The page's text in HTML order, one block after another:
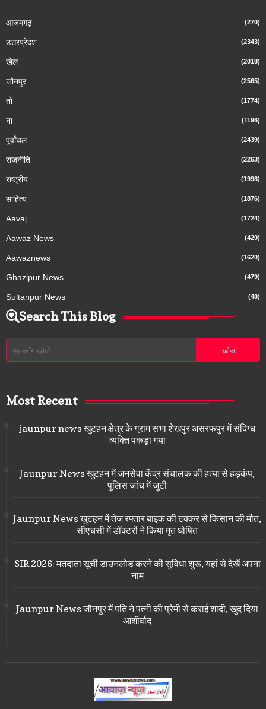
आजमगढ़ (270)
उत्तरप्रेदश (2343)
खेल (2018)
जौनपुर (2565)
तो (1774)
ना (1196)
पूर्वांचल (2439)
राजनीति (2263)
राष्ट्रीय (1998)
साहित्य (1876)
Aavaj (1724)
Aawaz News (420)
Aawaznews (1620)
Ghazipur News (479)
Sultanpur News (48)
Search This Blog
Most Recent
jaunpur news खुटहन क्षेत्र के ग्राम सभा शेखपुर असरफपुर में संदिग्ध
व्यक्ति पकड़ा गया
Jaunpur News खुटहन में जनसेवा केंद्र संचालक की हत्या से हड़कंप,
पुलिस जांच में जुटी
Jaunpur News खुटहन में तेज रफ्तार बाइक की टक्कर से किसान की मौत,
सीएचसी में डॉक्टरों ने किया मृत घोषित
SIR 2026: मतदाता सूची डाउनलोड करने की सुविधा शुरू, यहां से देखें अपना
नाम
Jaunpur News जौनपुर में पति ने पत्नी की प्रेमी से कराई शादी, खुद दिया
आशीर्वाद